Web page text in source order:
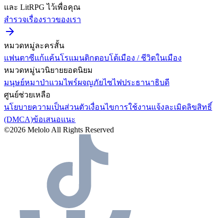
และ LitRPG ไว้เพื่อคุณ
สำรวจเรื่องราวของเรา
หมวดหมู่ละครสั้น
แฟนตาซีแก้แค้นโรแมนติกตอบโต้เมือง / ชีวิตในเมือง
หมวดหมู่นวนิยายยอดนิยม
มนุษย์หมาป่าแวมไพร์ผจญภัยไซไฟประธานาธิบดี
ศูนย์ช่วยเหลือ
นโยบายความเป็นส่วนตัวเงื่อนไขการใช้งานแจ้งละเมิดลิขสิทธิ์
(DMCA)ข้อเสนอแนะ
©2026 Melolo All Rights Reserved